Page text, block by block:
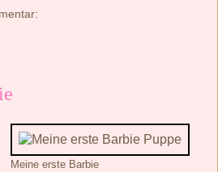
Meine erste Barbie